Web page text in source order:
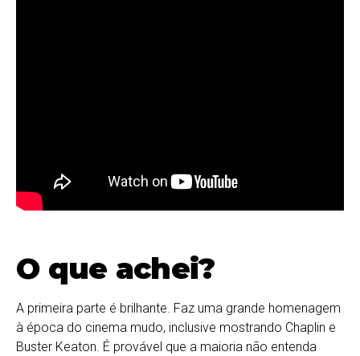
O que achei?
A primeira parte é brilhante. Faz uma grande homenagem
à época do cinema mudo, inclusive mostrando Chaplin e
Buster Keaton. É provável que a maioria não entenda